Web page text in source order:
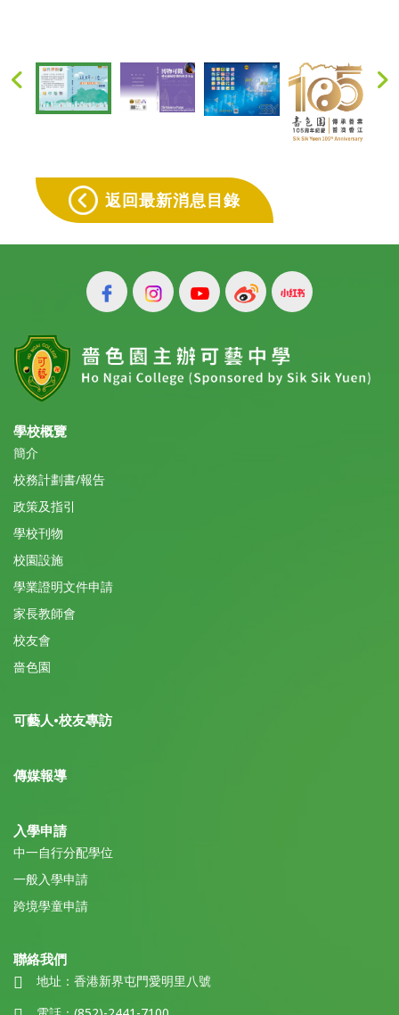
返回最新消息目錄
學校概覽
簡介
校務計劃書/報告
政策及指引
學校刊物
校園設施
學業證明文件申請
家長教師會
校友會
嗇色園
可藝人•校友專訪
傳媒報導
入學申請
中一自行分配學位
一般入學申請
跨境學童申請
聯絡我們
地址： 香港新界屯門愛明里八號